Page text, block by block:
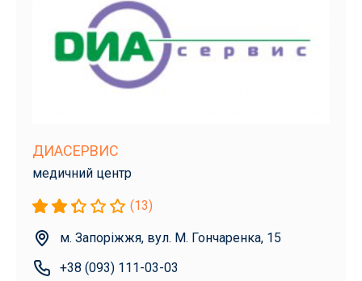
ДИАСЕРВИС
медичний центр
(13)
м. Запоріжжя, вул. М. Гончаренка, 15
+38 (093) 111-03-03